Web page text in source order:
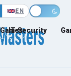
EN
Games
IT-Security